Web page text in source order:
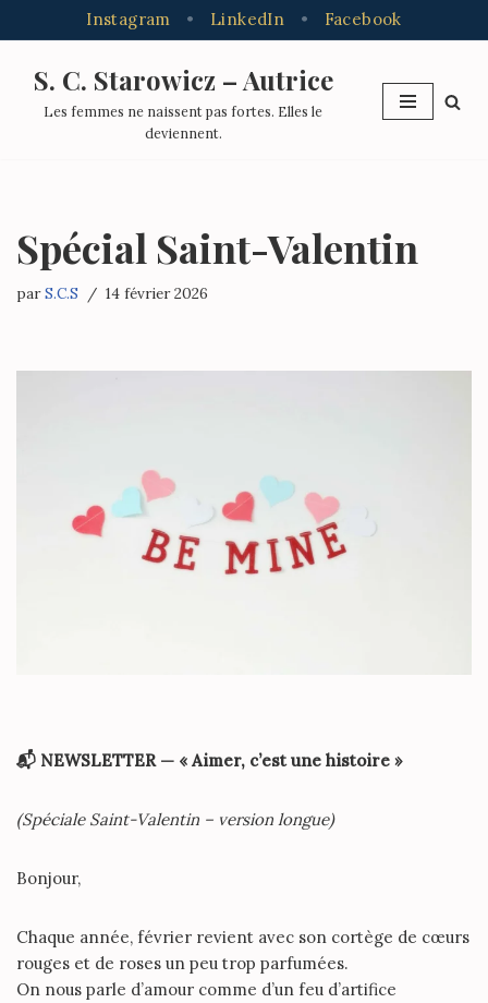
Aller
S. C. Starowicz – Autrice
Les femmes ne naissent pas fortes. Elles le
deviennent.
Spécial Saint-Valentin
parS.C.S 14 février 2026
📬 NEWSLETTER — « Aimer, c’est une histoire »
(Spéciale Saint-Valentin – version longue)
Bonjour,
Chaque année, février revient avec son cortège de cœurs
rouges et de roses un peu trop parfumées.
On nous parle d’amour comme d’un feu d’artifice
Instagram • LinkedIn • Facebook